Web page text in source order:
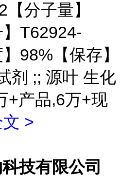
分子量】
T62924-
98%【保存】
剂 ;; 源叶 生化
+产品,6万+现
>
技有限公司